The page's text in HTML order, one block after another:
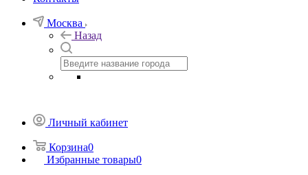
Москва
Назад
Личный кабинет
Корзина0
Избранные товары0